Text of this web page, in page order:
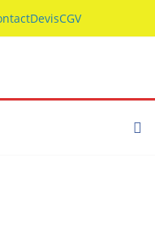
DevisCGV